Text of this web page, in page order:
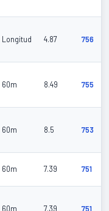
Longitud 4.87 756
60m 8.49 755
60m 8.5 753
60m 7.39 751
60m 7.39 751